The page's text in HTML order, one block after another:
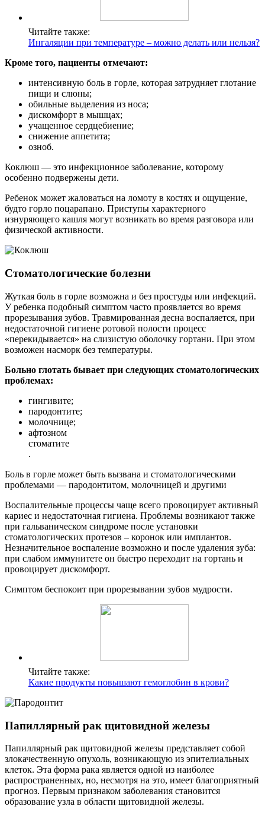
Читайте также:
Ингаляции при температуре – можно делать или нельзя?
Кроме того, пациенты отмечают:
интенсивную боль в горле, которая затрудняет глотание
пищи и слюны;
обильные выделения из носа;
дискомфорт в мышцах;
учащенное сердцебиение;
снижение аппетита;
озноб.
Коклюш — это инфекционное заболевание, которому
особенно подвержены дети.
Ребенок может жаловаться на ломоту в костях и ощущение,
будто горло поцарапано. Приступы характерного
изнуряющего кашля могут возникать во время разговора или
физической активности.
Стоматологические болезни
Жуткая боль в горле возможна и без простуды или инфекций.
У ребенка подобный симптом часто проявляется во время
прорезывания зубов. Травмированная десна воспаляется, при
недостаточной гигиене ротовой полости процесс
«перекидывается» на слизистую оболочку гортани. При этом
возможен насморк без температуры.
Больно глотать бывает при следующих стоматологических
проблемах:
гингивите;
пародонтите;
молочнице;
афтозном
стоматите
.
Боль в горле может быть вызвана и стоматологическими
проблемами — пародонтитом, молочницей и другими
Воспалительные процессы чаще всего провоцирует активный
кариес и недостаточная гигиена. Проблемы возникают также
при гальваническом синдроме после установки
стоматологических протезов – коронок или имплантов.
Незначительное воспаление возможно и после удаления зуба:
при слабом иммунитете он быстро переходит на гортань и
провоцирует дискомфорт.
Симптом беспокоит при прорезывании зубов мудрости.
Читайте также:
Какие продукты повышают гемоглобин в крови?
Папиллярный рак щитовидной железы
Папиллярный рак щитовидной железы представляет собой
злокачественную опухоль, возникающую из эпителиальных
клеток. Эта форма рака является одной из наиболее
распространенных, но, несмотря на это, имеет благоприятный
прогноз. Первым признаком заболевания становится
образование узла в области щитовидной железы.